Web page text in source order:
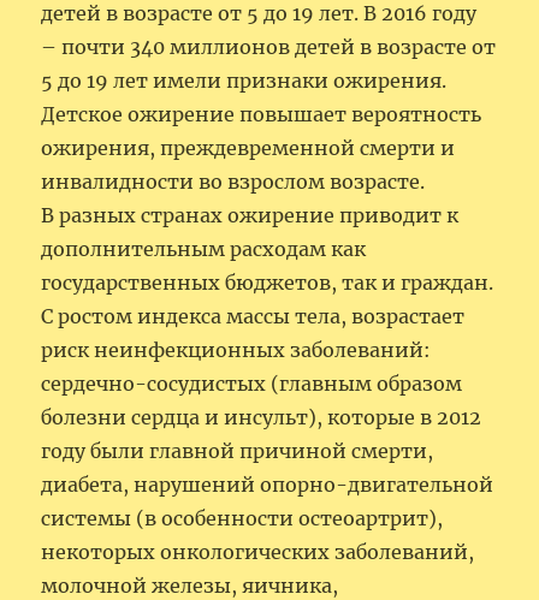
детей в возрасте от 5 до 19 лет. В 2016 году
– почти 340 миллионов детей в возрасте от
5 до 19 лет имели признаки ожирения.
Детское ожирение повышает вероятность
ожирения, преждевременной смерти и
инвалидности во взрослом возрасте.
В разных странах ожирение приводит к
дополнительным расходам как
государственных бюджетов, так и граждан.
С ростом индекса массы тела, возрастает
риск неинфекционных заболеваний:
сердечно-сосудистых (главным образом
болезни сердца и инсульт), которые в 2012
году были главной причиной смерти,
диабета, нарушений опорно-двигательной
системы (в особенности остеоартрит),
некоторых онкологических заболеваний,
молочной железы, яичника,